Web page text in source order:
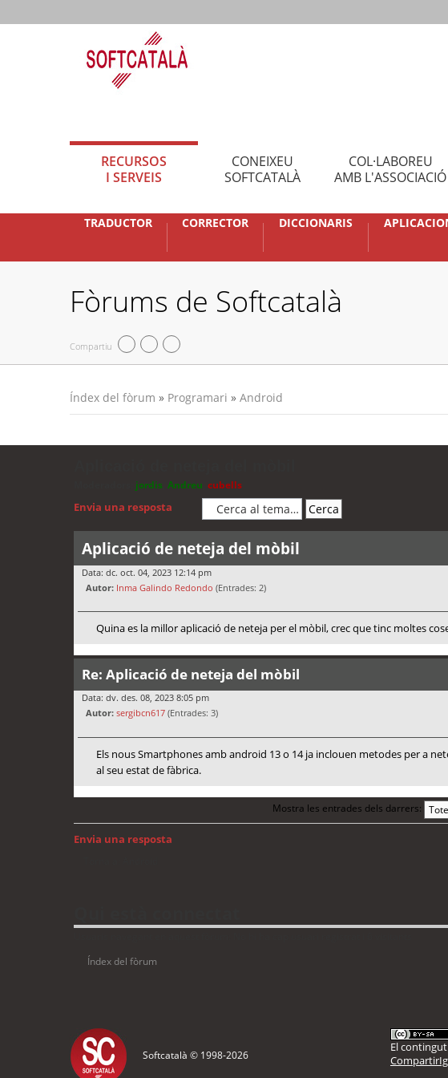
RECURSOS
I SERVEIS
CONEIXEU
SOFTCATALÀ
COL·LABOREU
AMB L'ASSOCIACIÓ
TRADUCTOR CORRECTOR DICCIONARIS
Fòrums de Softcatalà
Compartiu
Índex del fòrum » Programari » Android
jordis Andreu cubells
Envia una resposta
Aplicació de neteja del mòbil
Data: dc. oct. 04, 2023 12:14 pm
Autor: Inma Galindo Redondo (Entrades: 2)
Quina es la millor aplicació de neteja per el mòbil, crec que tinc moltes
Re: Aplicació de neteja del mòbil
Data: dv. des. 08, 2023 8:05 pm
Autor: sergibcn617 (Entrades: 3)
Els nous Smartphones amb android 13 o 14 ja inclouen metodes per a
al seu estat de fàbrica.
Mostra les entrades dels darrers:
Envia una resposta
Índex del fòrum
Softcatalà © 1998-2026
El